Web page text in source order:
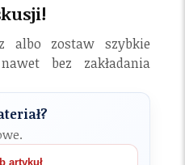
albo zostaw szybkie
bez zakładania
artykuł